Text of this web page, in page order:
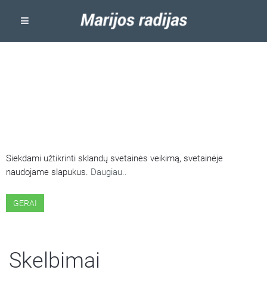
Siekdami užtikrinti sklandų svetainės veikimą, svetainėje
naudojame slapukus. Daugiau..
GERAI
Skelbimai